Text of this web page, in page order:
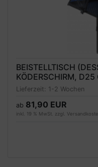
BEISTELLTISCH
KÖDERSCHIRM, D25
Lieferzeit: 1-2 Wochen
ab 81,90 EUR
inkl. 19 % MwSt. zzgl.